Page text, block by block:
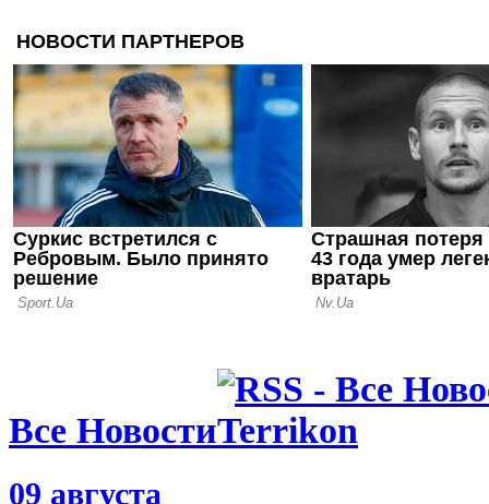
16.01.14 20:24
Вадим
31.12.13 12:31
Леонид
люблю
где вода -
ключом"
Все Новости
09 августа